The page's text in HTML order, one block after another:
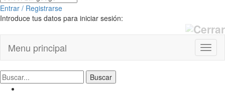
Entrar / Registrarse
Introduce tus datos para iniciar sesión:
Menu principal